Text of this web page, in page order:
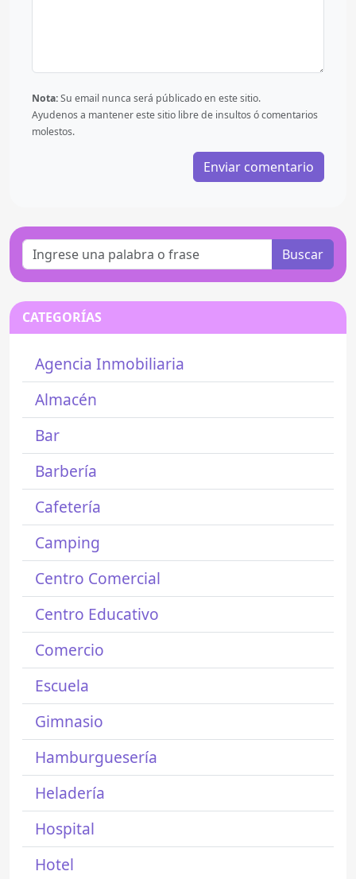
Nota:Su email nunca será públicado en este sitio.
Ayudenos a mantener este sitio libre de insultos ó comentarios
molestos.
Buscar
CATEGORÍAS
Agencia Inmobiliaria
Almacén
Bar
Barbería
Cafetería
Camping
Centro Comercial
Centro Educativo
Comercio
Escuela
Gimnasio
Hamburguesería
Heladería
Hospital
Hotel